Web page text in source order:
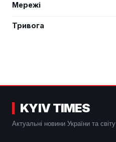
Мережі
Тривога
KYIV TIMES
Актуальні новини України та світу